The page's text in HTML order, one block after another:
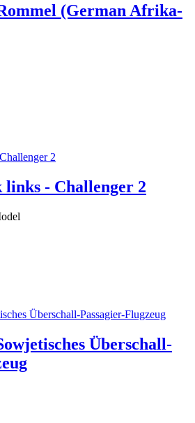
(German Afrika-
- Challenger 2
Überschall-